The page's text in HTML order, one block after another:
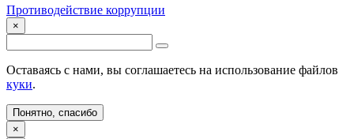
Противодействие коррупции
×
Оставаясь с нами, вы соглашаетесь на использование файлов
куки.
Понятно, спасибо
×